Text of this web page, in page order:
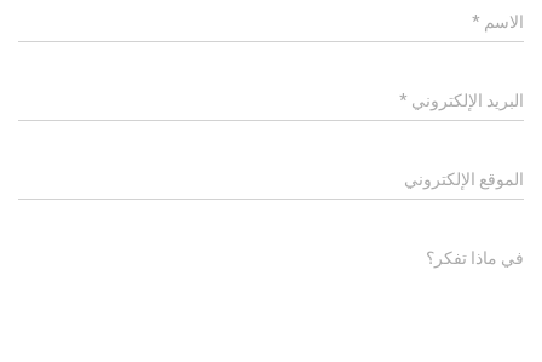
الاسم *
البريد الإلكتروني *
الموقع الإلكتروني
في ماذا تفكر؟